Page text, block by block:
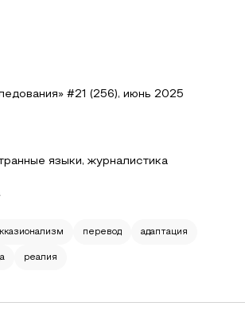
#21 (256), июнь 2025
языки, журналистика
перевод адаптация
реалия